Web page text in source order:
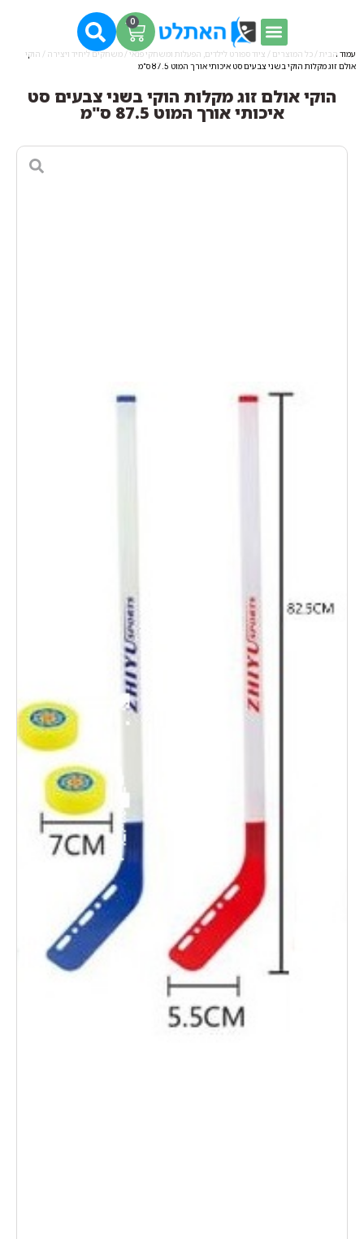
0
עמוד הבית / כל המוצרים / ציוד ספורט לילדים, הפעלות ומשחקי פנאי / משחקים ליחיד ויצירה / הוקי
אולם זוג מקלות הוקי בשני צבעים סט איכותי אורך המוט 87.5 ס"מ
הוקי אולם זוג מקלות הוקי בשני צבעים סט
איכותי אורך המוט 87.5 ס"מ